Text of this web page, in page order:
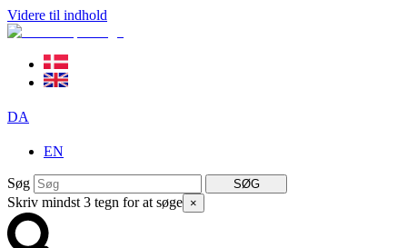
Videre til indhold
DA
EN
Søg SØG
Skriv mindst 3 tegn for at søge ×